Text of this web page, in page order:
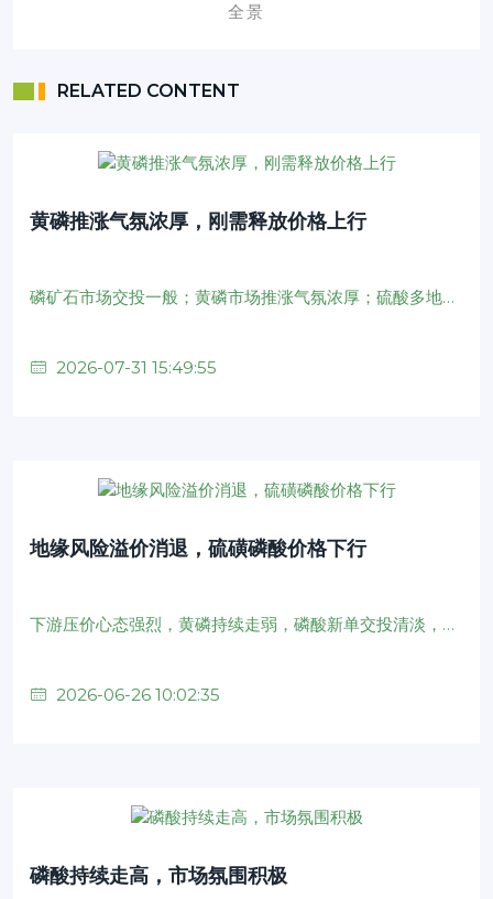
全景
RELATED CONTENT
黄磷推涨气氛浓厚，刚需释放价格上行
磷矿石市场交投一般；黄磷市场推涨气氛浓厚；硫酸多地行情走跌；热法磷酸市场供需僵持；湿法净化磷酸量价齐跌；磷铵价格涨跌两难；氟化氢供应量小幅收缩
2026-07-31 15:49:55
地缘风险溢价消退，硫磺磷酸价格下行
下游压价心态强烈，黄磷持续走弱，磷酸新单交投清淡，价格重心持续下跌
2026-06-26 10:02:35
磷酸持续走高，市场氛围积极